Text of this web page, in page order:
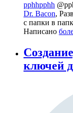
pphhpphh
Dr. Bacon,
с папки в
Написано
ключей